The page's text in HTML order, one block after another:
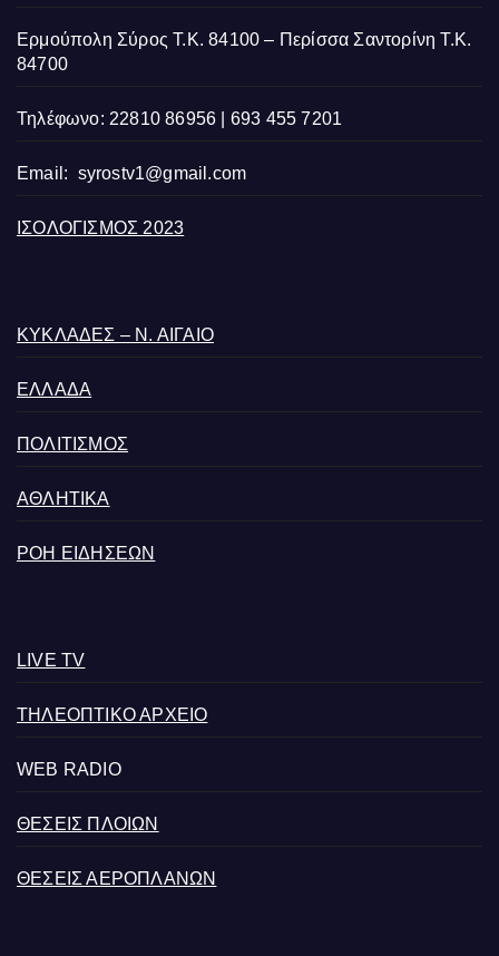
Ερμούπολη Σύρος Τ.Κ. 84100 – Περίσσα Σαντορίνη Τ.Κ.
84700
Τηλέφωνο: 22810 86956 | 693 455 7201
Email: syrostv1@gmail.com
ΙΣΟΛΟΓΙΣΜΟΣ 2023
ΚΥΚΛΑΔΕΣ – Ν. ΑΙΓΑΙΟ
ΕΛΛΑΔΑ
ΠΟΛΙΤΙΣΜΟΣ
ΑΘΛΗΤΙΚΑ
ΡΟΗ ΕΙΔΗΣΕΩΝ
LIVE TV
ΤΗΛΕΟΠΤΙΚΟ ΑΡΧΕΙΟ
WEB RADIO
ΘΕΣΕΙΣ ΠΛΟΙΩΝ
ΘΕΣΕΙΣ ΑΕΡΟΠΛΑΝΩΝ